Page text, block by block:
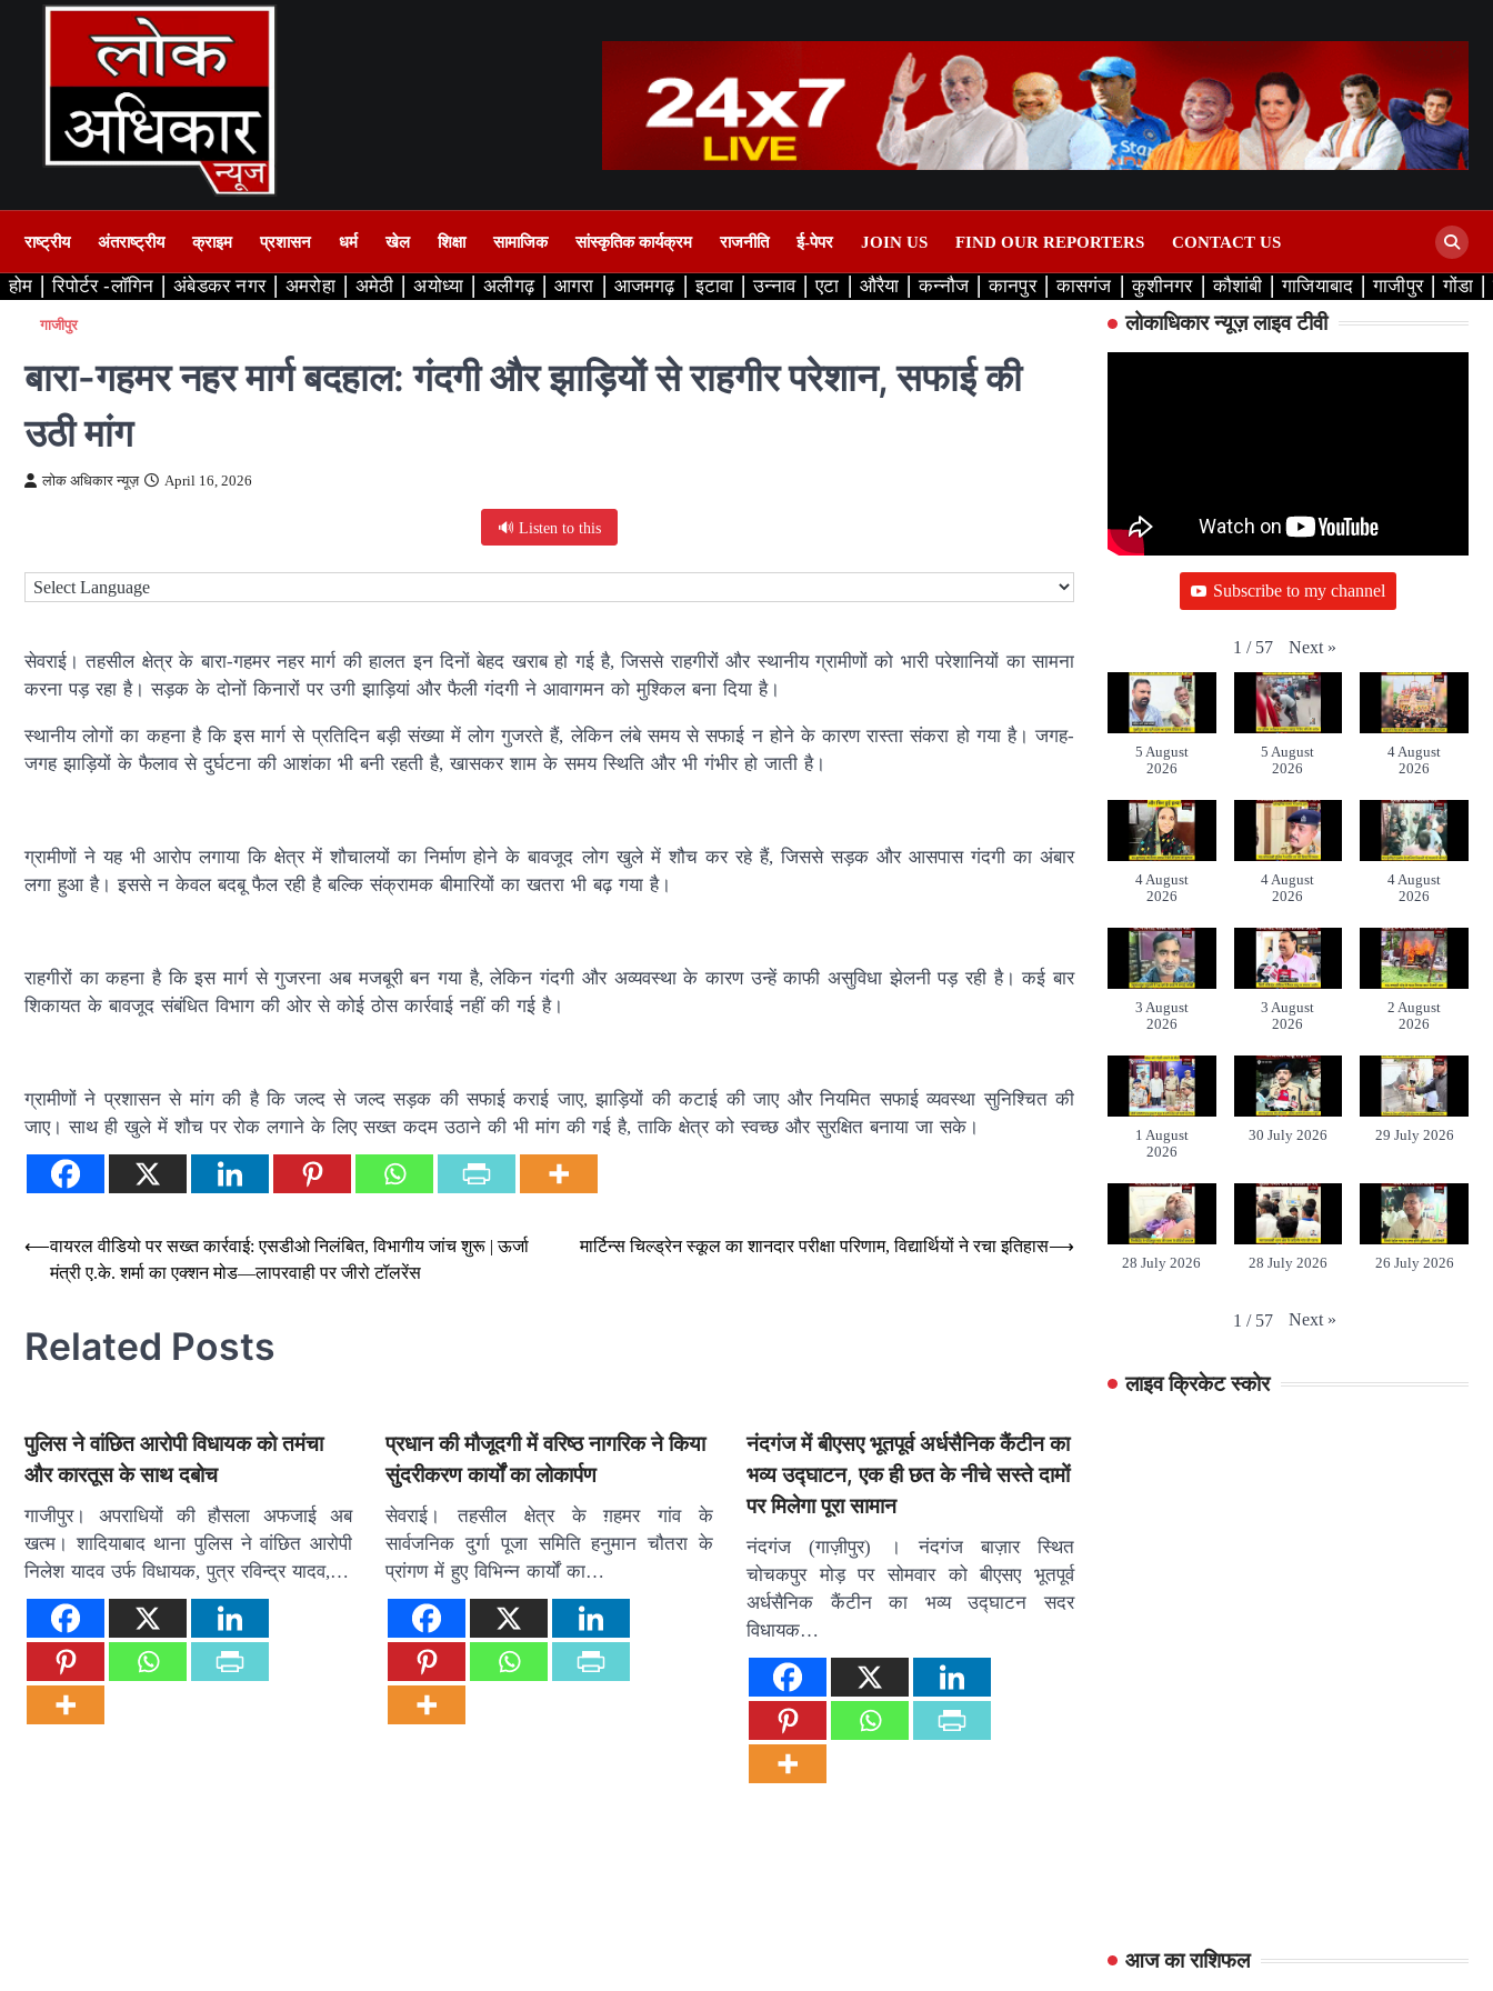
राष्ट्रीय अंतराष्ट्रीय क्राइम प्रशासन धर्म खेल शिक्षा सामाजिक सांस्कृतिक कार्यक्रम राजनीति ई-पेपर JOIN US FIND OUR REPORTERS CONTACT US
होम रिपोर्टर -लॉगिन अंबेडकर नगर अमरोहा अमेठी अयोध्या अलीगढ़ आगरा आजमगढ़ इटावा उन्नाव एटा औरैया कन्नौज कानपुर कासगंज कुशीनगर कौशांबी गाजियाबाद गाजीपुर गोंडा
गाजीपुर
बारा-गहमर नहर मार्ग बदहाल: गंदगी और झाड़ियों से राहगीर परेशान, सफाई की
उठी मांग
लोक अधिकार न्यूज़ April 16, 2026
🔊 Listen to this
सेवराई। तहसील क्षेत्र के बारा-गहमर नहर मार्ग की हालत इन दिनों बेहद खराब हो गई है, जिससे राहगीरों और स्थानीय ग्रामीणों को भारी परेशानियों का सामना
करना पड़ रहा है। सड़क के दोनों किनारों पर उगी झाड़ियां और फैली गंदगी ने आवागमन को मुश्किल बना दिया है।
स्थानीय लोगों का कहना है कि इस मार्ग से प्रतिदिन बड़ी संख्या में लोग गुजरते हैं, लेकिन लंबे समय से सफाई न होने के कारण रास्ता संकरा हो गया है। जगह-
जगह झाड़ियों के फैलाव से दुर्घटना की आशंका भी बनी रहती है, खासकर शाम के समय स्थिति और भी गंभीर हो जाती है।
ग्रामीणों ने यह भी आरोप लगाया कि क्षेत्र में शौचालयों का निर्माण होने के बावजूद लोग खुले में शौच कर रहे हैं, जिससे सड़क और आसपास गंदगी का अंबार
लगा हुआ है। इससे न केवल बदबू फैल रही है बल्कि संक्रामक बीमारियों का खतरा भी बढ़ गया है।
राहगीरों का कहना है कि इस मार्ग से गुजरना अब मजबूरी बन गया है, लेकिन गंदगी और अव्यवस्था के कारण उन्हें काफी असुविधा झेलनी पड़ रही है। कई बार
शिकायत के बावजूद संबंधित विभाग की ओर से कोई ठोस कार्रवाई नहीं की गई है।
ग्रामीणों ने प्रशासन से मांग की है कि जल्द से जल्द सड़क की सफाई कराई जाए, झाड़ियों की कटाई की जाए और नियमित सफाई व्यवस्था सुनिश्चित की
जाए। साथ ही खुले में शौच पर रोक लगाने के लिए सख्त कदम उठाने की भी मांग की गई है, ताकि क्षेत्र को स्वच्छ और सुरक्षित बनाया जा सके।
Post
navigation
⟵वायरल वीडियो पर सख्त कार्रवाई: एसडीओ निलंबित, विभागीय जांच शुरू | ऊर्जा
मंत्री ए.के. शर्मा का एक्शन मोड—लापरवाही पर जीरो टॉलरेंस
मार्टिन्स चिल्ड्रेन स्कूल का शानदार परीक्षा परिणाम, विद्यार्थियों ने रचा इतिहास⟶
Related Posts
पुलिस ने वांछित आरोपी विधायक को तमंचा
और कारतूस के साथ दबोच
गाजीपुर। अपराधियों की हौसला अफजाई अब
खत्म। शादियाबाद थाना पुलिस ने वांछित आरोपी
निलेश यादव उर्फ विधायक, पुत्र रविन्द्र यादव,…
प्रधान की मौजूदगी में वरिष्ठ नागरिक ने किया
सुंदरीकरण कार्यों का लोकार्पण
सेवराई। तहसील क्षेत्र के ग़हमर गांव के
सार्वजनिक दुर्गा पूजा समिति हनुमान चौतरा के
प्रांगण में हुए विभिन्न कार्यों का…
नंदगंज में बीएसए भूतपूर्व अर्धसैनिक कैंटीन का
भव्य उद्घाटन, एक ही छत के नीचे सस्ते दामों
पर मिलेगा पूरा सामान
नंदगंज (गाज़ीपुर) । नंदगंज बाज़ार स्थित
चोचकपुर मोड़ पर सोमवार को बीएसए भूतपूर्व
अर्धसैनिक कैंटीन का भव्य उद्घाटन सदर
विधायक…
लोकाधिकार न्यूज़ लाइव टीवी
Subscribe to my channel
1 / 57 Next »
5 August
2026
5 August
2026
4 August
2026
4 August
2026
4 August
2026
4 August
2026
3 August
2026
3 August
2026
2 August
2026
1 August
2026
30 July 2026 29 July 2026
28 July 2026 28 July 2026 26 July 2026
1 / 57 Next »
लाइव क्रिकेट स्कोर
आज का राशिफल